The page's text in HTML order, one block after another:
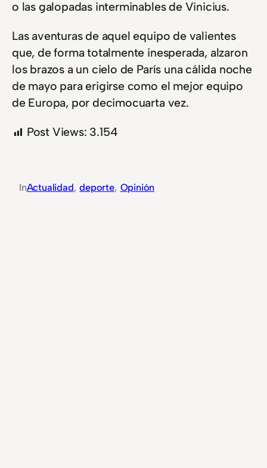
o las galopadas interminables de Vinicius.
Las aventuras de aquel equipo de valientes
que, de forma totalmente inesperada, alzaron
los brazos a un cielo de París una cálida noche
de mayo para erigirse como el mejor equipo
de Europa, por decimocuarta vez.
Post Views: 3.154
InActualidad, deporte, Opinión